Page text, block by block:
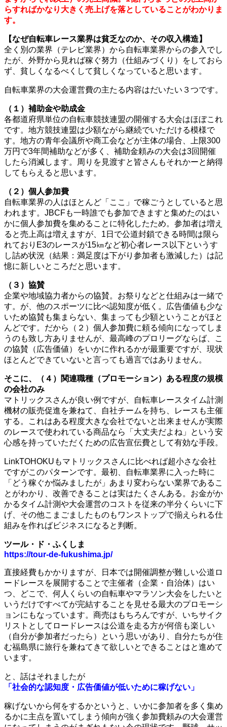
らすればかなり大きく売上げを落としていることがわかりま
す。
【なぜ自転車レース業界は貧乏なのか、その収入構造】
全く別の業界（テレビ業界）から自転車業界からの参入でし
たが、外野から見れば稼ぐ努力（仕組みづくり）をしておら
ず、貧しくなるべくして貧しくなっていると思います。
自転車業界の大会運営費の主たる内容はだいたい３つです。
（１）補助金や助成金
各都道府県単位の自転車競技連盟の開催する大会はほぼこれ
です。地方競技連盟は少額ながら継続でいただける模様で
す。地方の青年会議所や商工会などが主体の場合、上限300
万円で3年間補助などが多く、補助金頼みの大会は3回開催
したら消滅します。周りを見渡すと皆さんもそれかーと納得
してもらえると思います。
（２）個人参加費
自転車業界の人はほとんど「ここ」で稼ごうとしていると思
われます。JBCFも一時誰でも参加できますと集めたのはい
かに個人参加費を集めることに特化したため。参加者は増え
ると売上高は増えますが、1日で公道封鎖できる時間は限ら
れておりE3のレースが15㎞など初心者レース以下というす
し詰め状況（結果：満足度は下がり参加者も激減した）は記
憶に新しいところだと思います。
（３）協賛
企業や地域協力者からの協賛。お祭りなどと仕組みは一緒で
す。が、他のスポーツに比べ認知度が低く。広告価値も少な
いため協賛も集まらない、集まっても少額ということがほと
んどです。だから（２）個人参加費に頼る傾向になってしま
うのも致し方ありませんが、最高峰のプロリーグならば、こ
の協賛（広告価値）をいかに作れるかが最重要ですが、現状
ほとんどできていないと言っても過言ではありません。
そこに、（４）関連職種（プロモーション）ある程度の規模
の会社のみ
マトリックスさんが良い例ですが、自転車レースタイム計測
機材の販売促進を兼ねて、自社チームを持ち、レースも主催
する。これはある程度大きな会社でないと出来ませんが実際
のレースで使われている商品なら「大丈夫だよね」という安
心感を持っていただくための広告宣伝費として有効な手段。
LinkTOHOKUもマトリックスさんに比べれば超小さな会社
ですがこのパターンです。最初、自転車業界に入った時に
「どう稼ぐか悩みましたが」あまり変わらない業界であるこ
とがわかり、改善できることは実はたくさんある。お金がか
かるタイム計測や大会運営のコストを従来の半分くらいに下
げ、その他こまごましたものもワンストップで揃えられる仕
組みを作ればビジネスになると判断。
ツール・ド・ふくしま
https://tour-de-fukushima.jp/
直接経費もかかりますが、日本では開催調整が難しい公道ロ
ードレースを展開することで主催者（企業・自治体）はい
つ、どこで、何人くらいの自転車やマラソン大会をしたいと
いうだけですべてが完結することを見せる最大のプロモーシ
ョンにもなっています。商売はもちろんですが、いちサイク
リストとしてロードレースは公道を走る方が何倍も楽しい
（自分が参加者だったら）という思いがあり、自分たちが住
む福島県に旅行を兼ねてきて欲しいとできることはと進めて
います。
と、話はそれましたが
「社会的な認知度・広告価値が低いために稼げない」
稼げないから何をするかというと、いかに参加者を多く集め
るかに主点を置いてしまう傾向が強く参加費頼みの大会運営